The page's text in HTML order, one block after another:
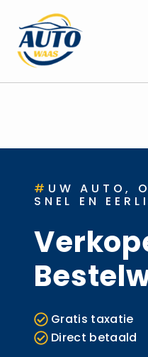
# UW AUTO,
SNEL EN
Gratis taxatie
Direct betaald